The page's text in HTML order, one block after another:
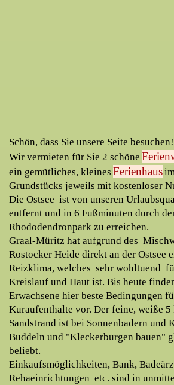
Schön, dass Sie unsere Seite besuchen!
Wir vermieten für Sie 2 schöne
ein gemütliches, kleines Ferienhaus
Grundstücks jeweils mit kostenloser
Die Ostsee ist von unseren
entfernt und in 6 Fußminuten durch
Rhododendronpark zu erreichen.
Graal-Müritz hat aufgrund des
Rostocker Heide direkt an der Ostsee
Reizklima, welches sehr wohltuend
Kreislauf und Haut ist. Bis heute
Erwachsene hier beste Bedingungen
Kuraufenthalte vor. Der feine, weiße 5
Sandstrand ist bei Sonnenbadern und
Buddeln und "Kleckerburgen bauen"
beliebt.
Einkaufsmöglichkeiten, Bank,
Rehaeinrichtungen etc. sind in